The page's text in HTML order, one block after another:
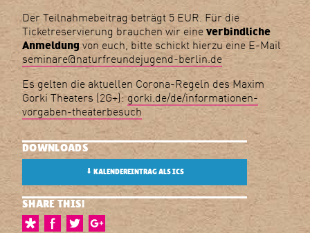
Der Teilnahmebeitrag beträgt 5 EUR. Für die
Ticketreservierung brauchen wir eine verbindliche
Anmeldung von euch, bitte schickt hierzu eine E-Mail
seminare@naturfreundejugend-berlin.de
Es gelten die aktuellen Corona-Regeln des Maxim
Gorki Theaters (2G+):gorki.de/de/informationen-
vorgaben-theaterbesuch
DOWNLOADS
⬇ KALENDEREINTRAG ALS ICS
SHARE THIS!